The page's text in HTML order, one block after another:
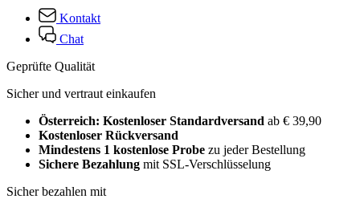
Kontakt
Chat
Geprüfte Qualität
Sicher und vertraut einkaufen
Österreich: Kostenloser Standardversand ab € 39,90
Kostenloser Rückversand
Mindestens 1 kostenlose Probe zu jeder Bestellung
Sichere Bezahlung mit SSL-Verschlüsselung
Sicher bezahlen mit